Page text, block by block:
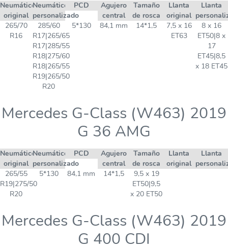
Neumático
original
Neumático
personalizado
PCD
Agujero
central
Tamaño
de rosca
Llanta
original
Llanta
265/70
R16
285/60
R17|265/65
R17|285/55
R18|275/60
R18|265/55
R19|265/50
R20
5*130 84,1 mm 14*1,5
7,5 x 16
ET63
8 x 16
ET50|8 x
17
ET45|8,5
x 18 ET45
Mercedes G-Class (W463) 2019
G 36 AMG
Neumático
original
Neumático
personalizado
PCD
Agujero
central
Tamaño
de rosca
Llanta
original
Llanta
265/55
R19|275/50
R20
5*130 84,1 mm 14*1,5
9,5 x 19
ET50|9,5
x 20 ET50
Mercedes G-Class (W463) 2019
G 400 CDI